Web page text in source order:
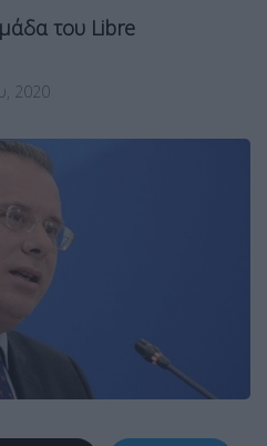
του Libre
2020